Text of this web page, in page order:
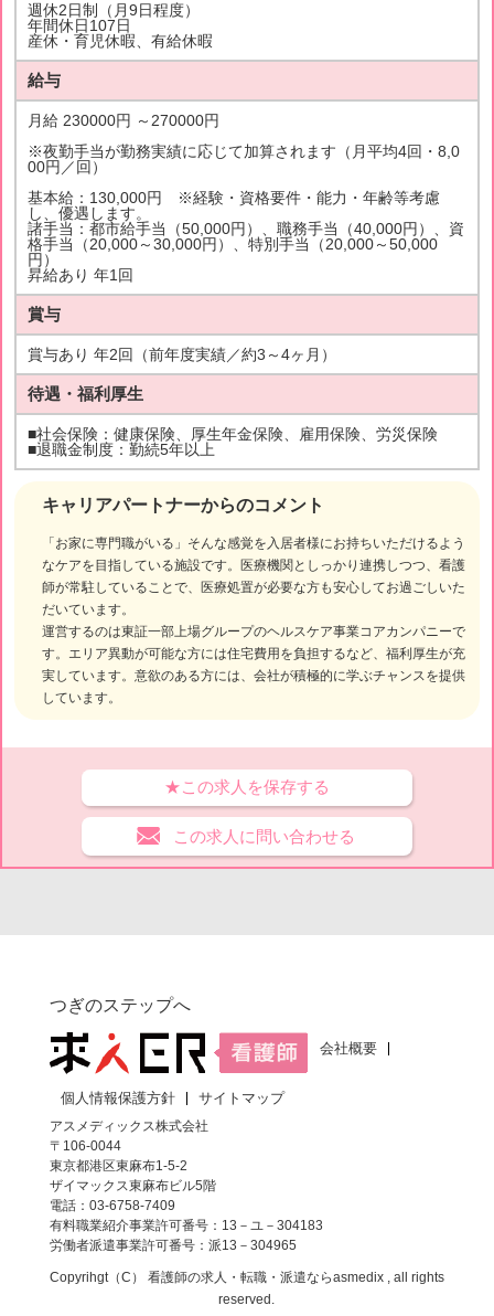
キャリアパートナーからのコメント
「お家に専門職がいる」そんな感覚を入居者様にお持ちいただけるよう
なケアを目指している施設です。医療機関としっかり連携しつつ、看護
師が常駐していることで、医療処置が必要な方も安心してお過ごしいた
だいています。
運営するのは東証一部上場グループのヘルスケア事業コアカンパニーで
す。エリア異動が可能な方には住宅費用を負担するなど、福利厚生が充
実しています。意欲のある方には、会社が積極的に学ぶチャンスを提供
しています。
週休2日制（月9日程度）
年間休日107日
産休・育児休暇、有給休暇
給与
月給 230000円 ～270000円
※夜勤手当が勤務実績に応じて加算されます（月平均4回・8,0
00円／回）
基本給：130,000円 ※経験・資格要件・能力・年齢等考慮
し、優遇します。
諸手当：都市給手当（50,000円）、職務手当（40,000円）、資
格手当（20,000～30,000円）、特別手当（20,000～50,000
円）
昇給あり 年1回
賞与
賞与あり 年2回（前年度実績／約3～4ヶ月）
待遇・福利厚生
■社会保険：健康保険、厚生年金保険、雇用保険、労災保険
■退職金制度：勤続5年以上
★この求人を保存する
この求人に問い合わせる
つぎのステップへ
会社概要
個人情報保護方針
サイトマップ
アスメディックス株式会社
〒106-0044
東京都港区東麻布1-5-2
ザイマックス東麻布ビル5階
電話：03-6758-7409
有料職業紹介事業許可番号：13－ユ－304183
労働者派遣事業許可番号：派13－304965
Copyrihgt（C） 看護師の求人・転職・派遣ならasmedix , all rights
reserved.